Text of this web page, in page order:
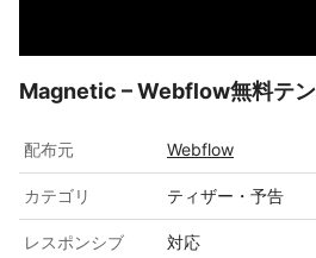
Magnetic – Webflow無料テン
配布元 Webflow
カテゴリ ティザー・予告
レスポンシブ 対応